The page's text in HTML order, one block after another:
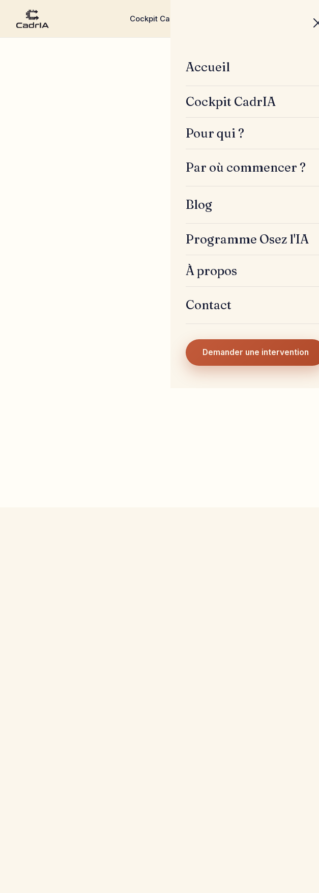
Cockpit CadrIA Blog
Accueil
Cockpit CadrIA
Pour qui ?
Par où commencer ?
Blog
Programme Osez l'IA
À propos
Contact
Demander une intervention